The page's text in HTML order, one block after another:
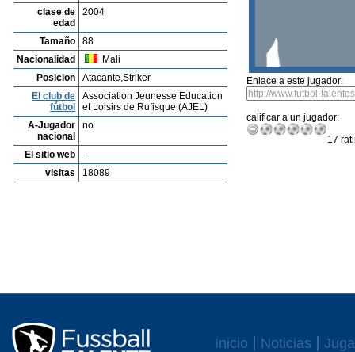
clase de
edad
2004
Tamaño
88
Nacionalidad
Mali
Posicion
Atacante,Striker
El club de
fútbol
Association Jeunesse Education
et Loisirs de Rufisque (AJEL)
A-Jugador
nacional
no
El sitio web
-
visitas
18089
Enlace a este jugador:
calificar a un jugador:
17
Inicio Noticias